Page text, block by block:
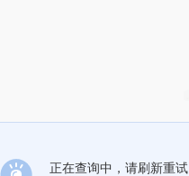
正在查询中，请刷新重试